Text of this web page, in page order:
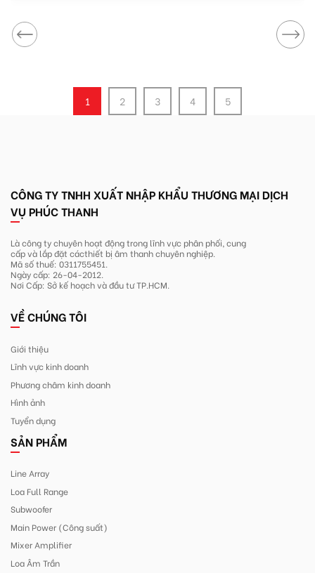
1 2 3 4 5
CÔNG TY TNHH XUẤT NHẬP KHẨU THƯƠNG MẠI DỊCH
VỤ PHÚC THANH
Là công ty chuyên hoạt động trong lĩnhvực phân phối, cung
cấp và lắp đặt cácthiết bị âm thanh chuyên nghiệp.
Mã số thuế: 0311755451.
Ngày cấp: 26-04-2012.
Nơi Cấp: Sở kế hoạch và đầu tư TP.HCM.
VỀ CHÚNG TÔI
Giới thiệu
Lĩnh vực kinh doanh
Phương châm kinh doanh
Hình ảnh
Tuyển dụng
SẢN PHẨM
Line Array
Loa Full Range
Subwoofer
Main Power (Công suất)
Mixer Amplifier
Loa Âm Trần